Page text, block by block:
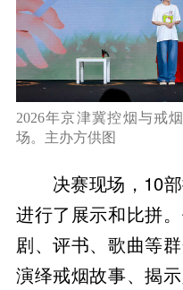
2026年京津冀控烟与戒
场。主办方供图
决赛现场，10
进行了展示和比拼
剧、评书、歌曲等
演绎戒烟故事、揭